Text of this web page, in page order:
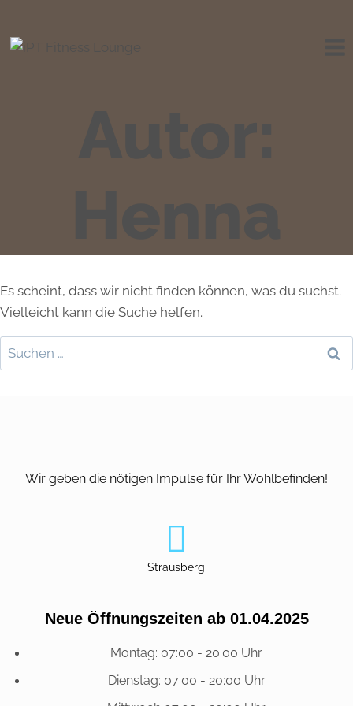
Es scheint, dass wir nicht finden können, was du suchst.
Vielleicht kann die Suche helfen.
Wir geben die nötigen Impulse für Ihr Wohlbefinden!
Strausberg
Neue Öffnungszeiten ab 01.04.2025
Montag: 07:00 - 20:00 Uhr
Dienstag: 07:00 - 20:00 Uhr